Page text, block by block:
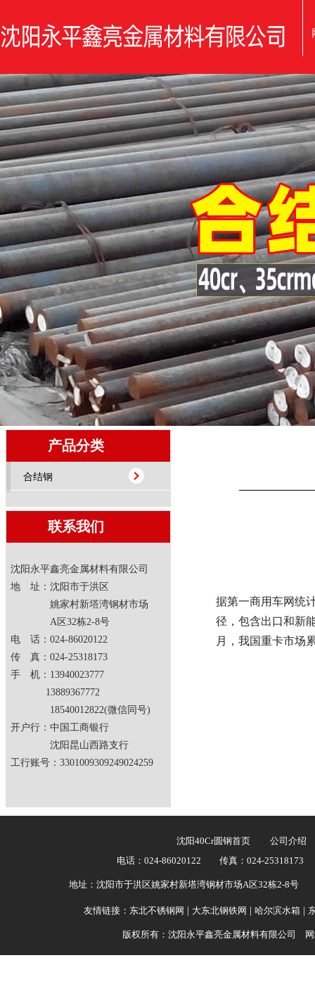
产品分类
合结钢
联系我们
沈阳永平鑫亮金属材料有限公司
地 址：沈阳市于洪区
姚家村新塔湾钢材市场
A区32栋2-8号
电 话：024-86020122
传 真：024-25318173
手 机：13940023777
13889367772
18540012822(微信同号)
开户行：中国工商银行
沈阳昆山西路支行
工行账号：3301009309249024259
据第一商用车网统
径，包含出口和新
月，我国重卡市场
沈阳40Cr圆钢首页
公司介绍
电话：024-86020122 传真：024-
地址：沈阳市于洪区姚家村新塔湾钢材市场A区32栋2-8
友情链接： 东北不锈钢网 大东北钢铁网 哈尔滨水箱|
版权所有：沈阳永平鑫亮金属材料有限公司